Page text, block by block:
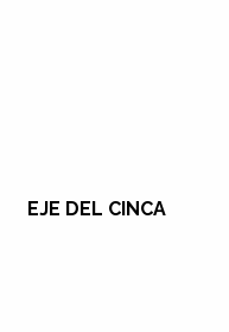
EJE DEL CINCA